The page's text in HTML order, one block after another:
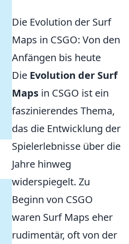
Die Evolution der Surf
Maps in CSGO: Von den
Anfängen bis heute
Die Evolution der Surf
Maps in CSGO ist ein
faszinierendes Thema,
das die Entwicklung der
Spielerlebnisse über die
Jahre hinweg
widerspiegelt. Zu
Beginn von CSGO
waren Surf Maps eher
rudimentär, oft von der